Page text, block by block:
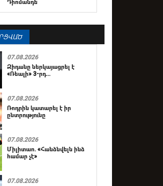
Դիոմանդե
07.08.2026
Զիդանը ներկայացրել է
«Ռեալի» 3-րդ...
07.08.2026
Ռոդրին կատարել է իր
ընտրությունը
07.08.2026
Միլիտաո. «Հանձնվելն ինձ
համար չէ»
07.08.2026